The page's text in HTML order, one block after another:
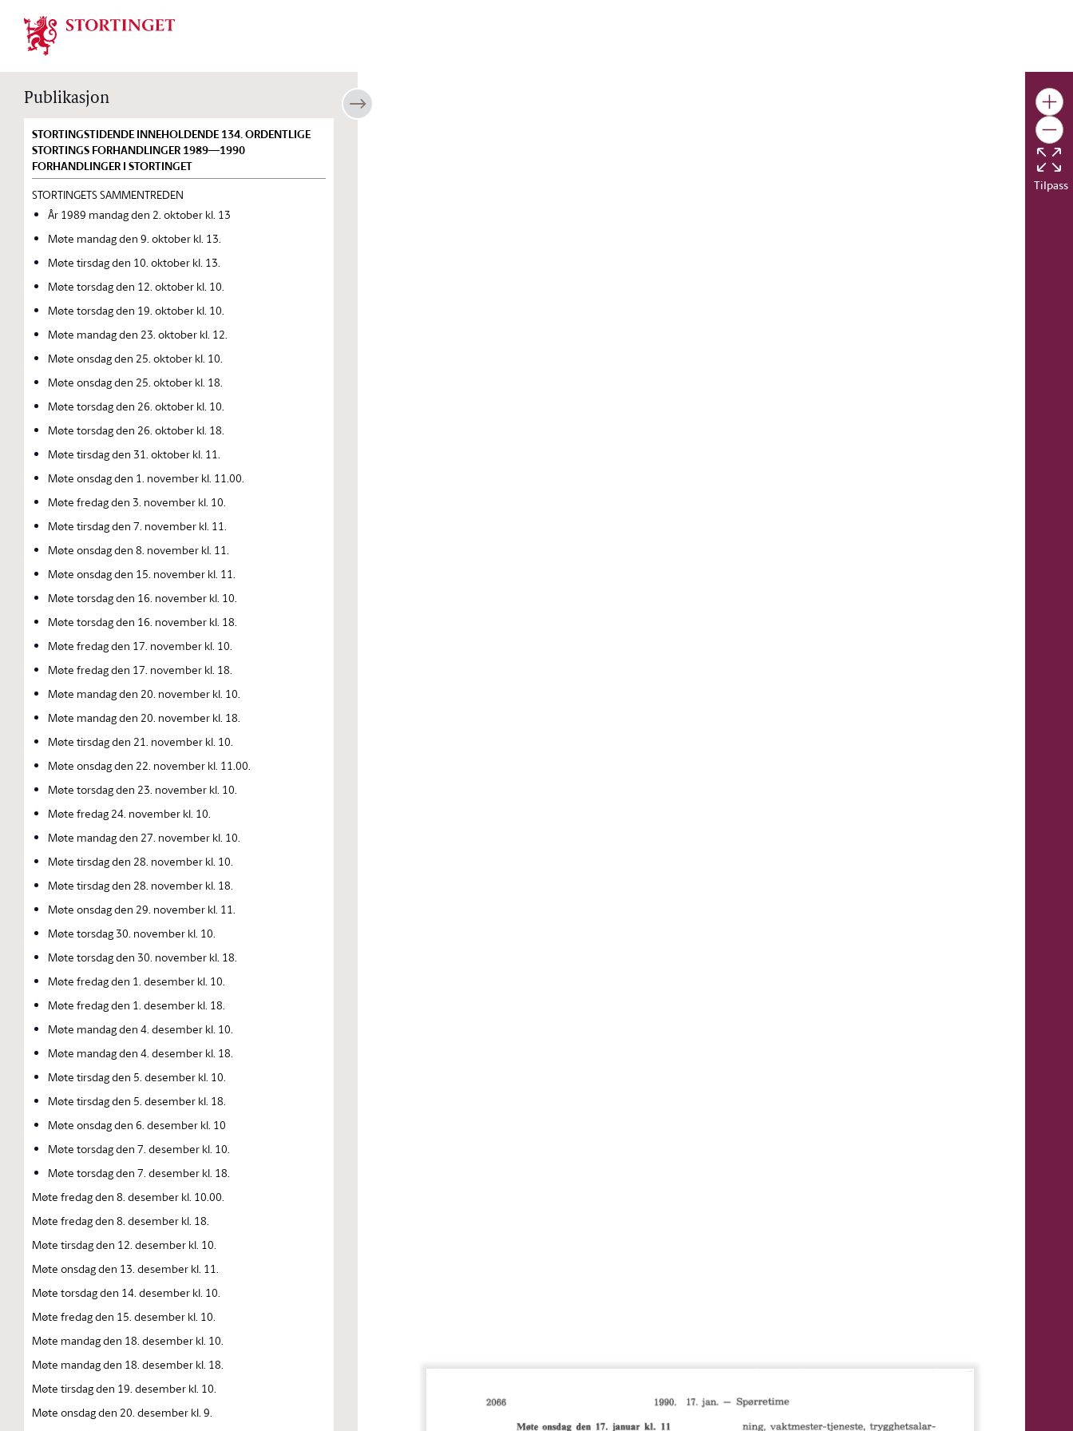
Stortinget.no
Publikasjon
STORTINGSTIDENDE INNEHOLDENDE 134. ORDENTLIGE
STORTINGS FORHANDLINGER 1989—1990
FORHANDLINGER I STORTINGET
STORTINGETS SAMMENTREDEN
År 1989 mandag den 2. oktober kl. 13
Møte mandag den 9. oktober kl. 13.
Møte tirsdag den 10. oktober kl. 13.
Møte torsdag den 12. oktober kl. 10.
Møte torsdag den 19. oktober kl. 10.
Møte mandag den 23. oktober kl. 12.
Møte onsdag den 25. oktober kl. 10.
Møte onsdag den 25. oktober kl. 18.
Møte torsdag den 26. oktober kl. 10.
Møte torsdag den 26. oktober kl. 18.
Møte tirsdag den 31. oktober kl. 11.
Møte onsdag den 1. november kl. 11.00.
Møte fredag den 3. november kl. 10.
Møte tirsdag den 7. november kl. 11.
Møte onsdag den 8. november kl. 11.
Møte onsdag den 15. november kl. 11.
Møte torsdag den 16. november kl. 10.
Møte torsdag den 16. november kl. 18.
Møte fredag den 17. november kl. 10.
Møte fredag den 17. november kl. 18.
Møte mandag den 20. november kl. 10.
Møte mandag den 20. november kl. 18.
Møte tirsdag den 21. november kl. 10.
Møte onsdag den 22. november kl. 11.00.
Møte torsdag den 23. november kl. 10.
Møte fredag 24. november kl. 10.
Møte mandag den 27. november kl. 10.
Møte tirsdag den 28. november kl. 10.
Møte tirsdag den 28. november kl. 18.
Møte onsdag den 29. november kl. 11.
Møte torsdag 30. november kl. 10.
Møte torsdag den 30. november kl. 18.
Møte fredag den 1. desember kl. 10.
Møte fredag den 1. desember kl. 18.
Møte mandag den 4. desember kl. 10.
Møte mandag den 4. desember kl. 18.
Møte tirsdag den 5. desember kl. 10.
Møte tirsdag den 5. desember kl. 18.
Møte onsdag den 6. desember kl. 10
Møte torsdag den 7. desember kl. 10.
Møte torsdag den 7. desember kl. 18.
Møte fredag den 8. desember kl. 10.00.
Møte fredag den 8. desember kl. 18.
Møte tirsdag den 12. desember kl. 10.
Møte onsdag den 13. desember kl. 11.
Møte torsdag den 14. desember kl. 10.
Møte fredag den 15. desember kl. 10.
Møte mandag den 18. desember kl. 10.
Møte mandag den 18. desember kl. 18.
Møte tirsdag den 19. desember kl. 10.
Møte onsdag den 20. desember kl. 9.